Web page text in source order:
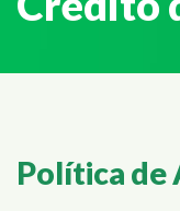
Política de